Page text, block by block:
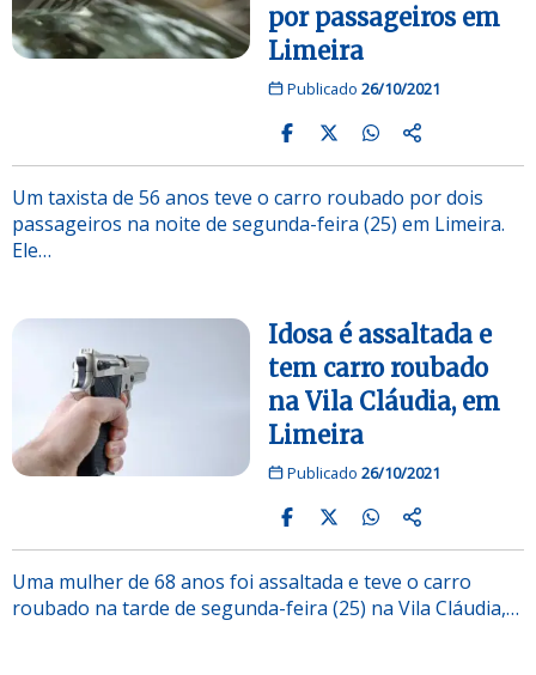
por passageiros em
Limeira
Publicado 26/10/2021
Um taxista de 56 anos teve o carro roubado por dois
passageiros na noite de segunda-feira (25) em Limeira.
Ele…
Idosa é assaltada e
tem carro roubado
na Vila Cláudia, em
Limeira
Publicado 26/10/2021
Uma mulher de 68 anos foi assaltada e teve o carro
roubado na tarde de segunda-feira (25) na Vila Cláudia,…